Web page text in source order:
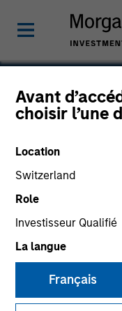
Avant
choisir l’une
Location
Switzerland
Role
Investisseur Qualifié
La langue
Français
Markus
Chief